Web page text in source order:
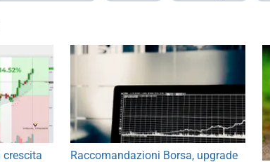
crescita
Raccomandazioni Borsa, upgrade